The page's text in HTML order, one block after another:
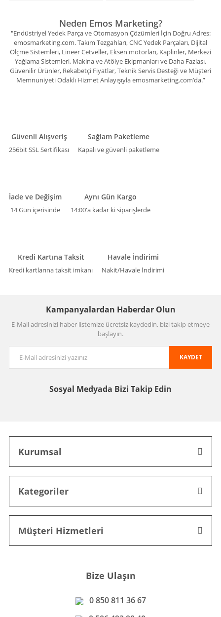
Neden Emos Marketing?
"Endüstriyel Yedek Parça ve Otomasyon Çözümleri İçin Doğru Adres:
emosmarketing.com. Takım Tezgahları, CNC Yedek Parçaları, Dijital
Ölçme Sistemleri, Lineer Cetveller, Eksen motorları, Kaplinler, Merkezi
Yağlama Sistemleri, Makina ve Atölye Ekipmanları ve Daha Fazlası.
Güvenilir Ürünler, Rekabetçi Fiyatlar, Teknik Servis Desteği ve Müşteri
Memnuniyeti Odaklı Hizmet Anlayışıyla emosmarketing.com’da.”
Güvenli Alışveriş
256bit SSL Sertifikası
Sağlam Paketleme
Kapalı ve güvenli paketleme
İade ve Değişim
14 Gün içerisinde
Aynı Gün Kargo
14:00'a kadar ki siparişlerde
Kredi Kartına Taksit
Kredi kartlarına taksit imkanı
Havale İndirimi
Nakit/Havale İndirimi
Kampanyalardan Haberdar Olun
E-Mail adresinizi haber listemize ücretsiz kaydedin, bizi takip etmeye
başlayın.
KAYDET
Sosyal Medyada Bizi Takip Edin
Kurumsal
Kategoriler
Müşteri Hizmetleri
Bize Ulaşın
0 850 811 36 67